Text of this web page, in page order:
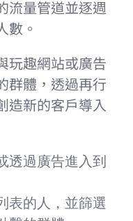
流量管道並逐週
數。
玩趣網站或廣告
群體，透過再行
造新的客戶導入
透過廣告進入到
表的人，並篩選